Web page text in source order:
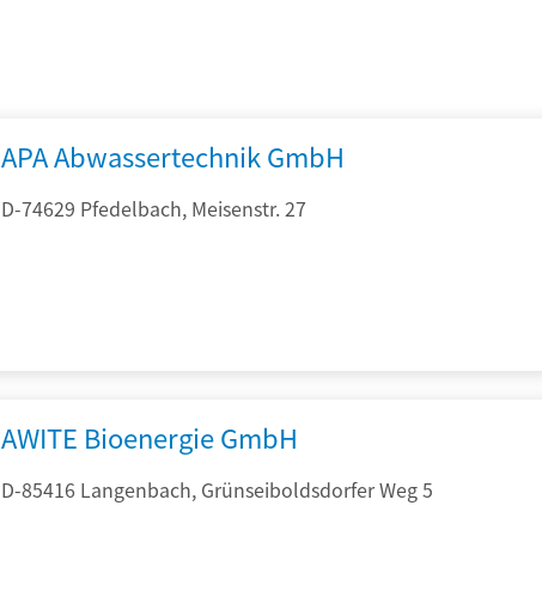
APA Abwassertechnik GmbH
D-74629 Pfedelbach, Meisenstr. 27
AWITE Bioenergie GmbH
D-85416 Langenbach, Grünseiboldsdorfer Weg 5